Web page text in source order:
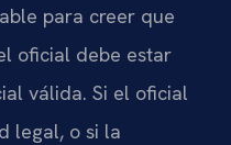
para creer que
oficial debe estar
válida. Si el oficial
legal, o si la